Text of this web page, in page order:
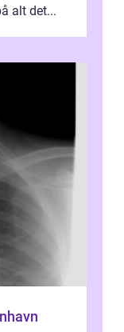
alt det...